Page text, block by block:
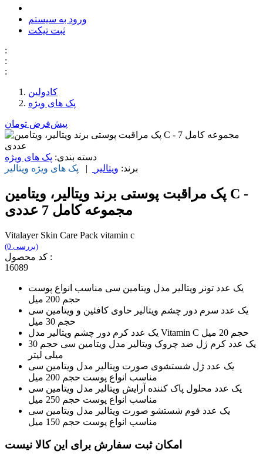
ورود به سیستم
ثبت تیکت
:
:
:
کادولین
پک های ویژه
پیش‌فرض تومان
دسته بندی: پک های ویژه
برند: ویتالیر | پک های ویژه ویتالیر
پک مراقبت پوستی برند ویتالیر، ویتامین C -
مجموعه کامل 7 عددی
Vitalayer Skin Care Pack vitamin c
(0 بررسی)
کد محصول :
16089
​​​یک عدد تونر ویتالیر مدل ویتامین سی مناسب انواع پوست
حجم 200 میل
یک عدد سرم دور چشم ویتالیر حاوی کافئین و ویتامین سی
حجم 30 میل
یک عدد کرم دور چشم ویتالیر مدل Vitamin C حجم 20 میل
یک عدد کرم ژل ضد چروک ویتالیر مدل ویتامین سی حجم 30
میلی لیتر
یک عدد ژل شستشوی صورت ویتالیر مدل ویتامین سی
مناسب انواع پوست حجم 200 میل
یک عدد محلول پاک کننده آرایش ویتالیر مدل ویتامین سی
مناسب انواع پوست حجم 250 میل
یک عدد فوم شستشو صورت ویتالیر مدل ویتامین سی
مناسب انواع پوست حجم 150 میل
امکان ثبت سفارش برای این کالا نیست